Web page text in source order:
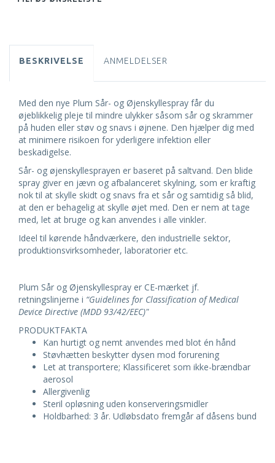
BESKRIVELSE ANMELDELSER
Med den nye Plum Sår- og Øjenskyllespray får du
øjeblikkelig pleje til mindre ulykker såsom sår og skrammer
på huden eller støv og snavs i øjnene. Den hjælper dig med
at minimere risikoen for yderligere infektion eller
beskadigelse.
Sår- og øjenskyllesprayen er baseret på saltvand. Den blide
spray giver en jævn og afbalanceret skylning, som er kraftig
nok til at skylle skidt og snavs fra et sår og samtidig så blid,
at den er behagelig at skylle øjet med. Den er nem at tage
med, let at bruge og kan anvendes i alle vinkler.
Ideel til kørende håndværkere, den industrielle sektor,
produktionsvirksomheder, laboratorier etc.
Plum Sår og Øjenskyllespray er CE-mærket jf.
retningslinjerne i “Guidelines for Classification of Medical
Device Directive (MDD 93/42/EEC)"
PRODUKTFAKTA
Kan hurtigt og nemt anvendes med blot én hånd
Støvhætten beskytter dysen mod forurening
Let at transportere; Klassificeret som ikke-brændbar
aerosol
Allergivenlig
Steril opløsning uden konserveringsmidler
Holdbarhed: 3 år. Udløbsdato fremgår af dåsens bund